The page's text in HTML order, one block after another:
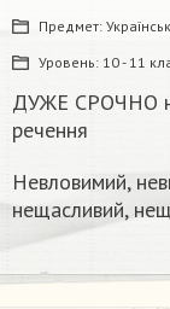
Предмет:
Уровень: 10 - 11
ДУЖЕ СРОЧНО
речення
Невловимий,
нещасливий,